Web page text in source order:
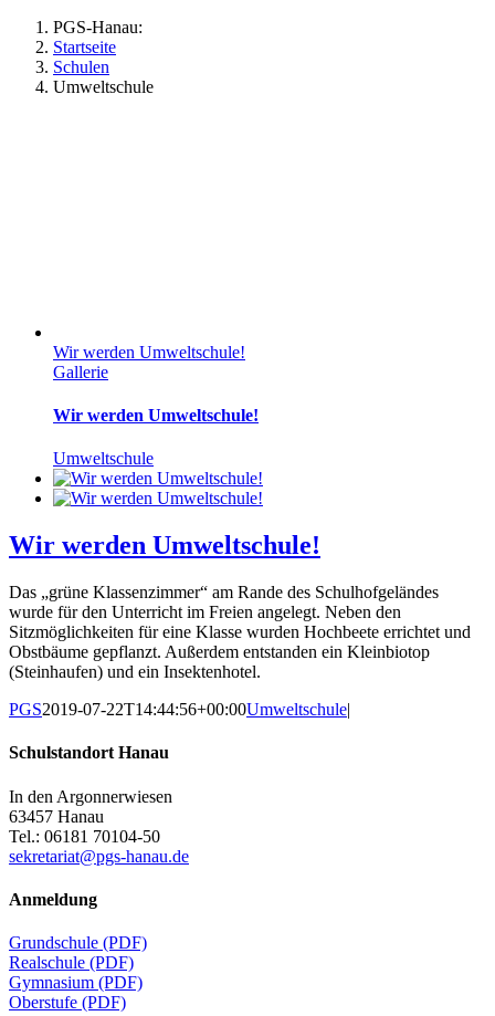
PGS-Hanau:
Startseite
Schulen
Umweltschule
Wir werden Umweltschule!
Gallerie
Wir werden Umweltschule!
Umweltschule
Wir werden Umweltschule!
Das „grüne Klassenzimmer“ am Rande des Schulhofgeländes
wurde für den Unterricht im Freien angelegt. Neben den
Sitzmöglichkeiten für eine Klasse wurden Hochbeete errichtet und
Obstbäume gepflanzt. Außerdem entstanden ein Kleinbiotop
(Steinhaufen) und ein Insektenhotel.
PGS2019-07-22T14:44:56+00:00Umweltschule|
Schulstandort Hanau
In den Argonnerwiesen
63457 Hanau
Tel.: 06181 70104-50
sekretariat@pgs-hanau.de
Anmeldung
Grundschule (PDF)
Realschule (PDF)
Gymnasium (PDF)
Oberstufe (PDF)